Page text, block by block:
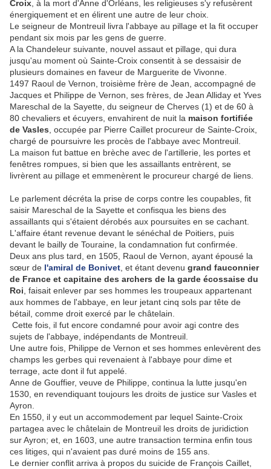
Croix , à la mort d'Anne d'Orléans, les religieuses s'y refusèrent
énergiquement et en élirent une autre de leur choix.
Le seigneur de Montreuil livra l'abbaye au pillage et la fit occuper
pendant six mois par les gens de guerre.
A la Chandeleur suivante, nouvel assaut et pillage, qui dura
jusqu'au moment où Sainte-Croix consentit à se dessaisir de
plusieurs domaines en faveur de Marguerite de Vivonne.
1497 Raoul de Vernon, troisième frère de Jean, accompagné de
Jacques et Philippe de Vernon, ses frères, de Jean Alliday et Yves
Mareschal de la Sayette, du seigneur de Cherves (1) et de 60 à
80 chevaliers et écuyers, envahirent de nuit la maison fortifiée
de Vasles , occupée par Pierre Caillet procureur de Sainte-Croix,
chargé de poursuivre les procès de l'abbaye avec Montreuil.
La maison fut battue en brèche avec de l'artillerie, les portes et
fenêtres rompues, si bien que les assaillants entrèrent, se
livrèrent au pillage et emmenèrent le procureur chargé de liens.
Le parlement décréta la prise de corps contre les coupables, fit
saisir Mareschal de la Sayette et confisqua les biens des
assaillants qui s'étaient dérobés aux poursuites en se cachant.
L'affaire étant revenue devant le sénéchal de Poitiers, puis
devant le bailly de Touraine, la condamnation fut confirmée.
Deux ans plus tard, en 1505, Raoul de Vernon, ayant épousé la
sœur de l'amiral de Bonivet , et étant devenu grand fauconnier
de France et capitaine des archers de la garde écossaise du
Roi , faisait enlever par ses hommes les troupeaux appartenant
aux hommes de l'abbaye, en leur jetant cinq sols par tête de
bétail, comme droit exercé par le châtelain.
Cette fois, il fut encore condamné pour avoir agi contre des
sujets de l'abbaye, indépendants de Montreuil.
Une autre fois, Philippe de Vernon et ses hommes enlevèrent des
champs les gerbes qui revenaient à l'abbaye pour dime et
terrage, acte dont il fut appelé.
Anne de Gouffier, veuve de Philippe, continua la lutte jusqu'en
1530, en revendiquant toujours les droits de justice sur Vasles et
Ayron.
En 1550, il y eut un accommodement par lequel Sainte-Croix
partagea avec le châtelain de Montreuil les droits de juridiction
sur Ayron; et, en 1603, une autre transaction termina enfin tous
ces litiges, qui n'avaient pas duré moins de 155 ans.
Le dernier conflit arriva à propos du suicide de François Caillet,